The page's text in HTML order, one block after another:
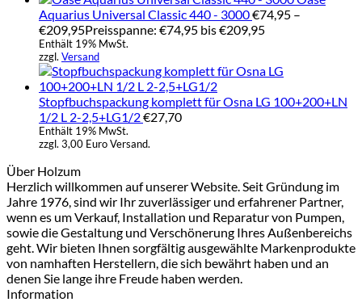
Aquarius Universal Classic 440 - 3000€74,95 –
€209,95Preisspanne: €74,95 bis €209,95
Enthält 19% MwSt.
zzgl. Versand
Stopfbuchspackung komplett für Osna LG 100+200+LN
1/2 L 2-2,5+LG1/2€27,70
Enthält 19% MwSt.
zzgl. 3,00 Euro Versand.
Über Holzum
Herzlich willkommen auf unserer Website. Seit Gründung im
Jahre 1976, sind wir Ihr zuverlässiger und erfahrener Partner,
wenn es um Verkauf, Installation und Reparatur von Pumpen,
sowie die Gestaltung und Verschönerung Ihres Außenbereichs
geht. Wir bieten Ihnen sorgfältig ausgewählte Markenprodukte
von namhaften Herstellern, die sich bewährt haben und an
denen Sie lange ihre Freude haben werden.
Information